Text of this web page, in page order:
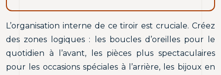
L’organisation interne de ce tiroir est cruciale. Créez
des zones logiques : les boucles d’oreilles pour le
quotidien à l’avant, les pièces plus spectaculaires
pour les occasions spéciales à l’arrière, les bijoux en